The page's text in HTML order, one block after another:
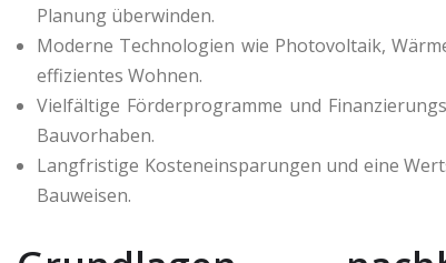
Planung überwinden.
Moderne Technologien wie Photovoltaik,
effizientes Wohnen.
Vielfältige Förderprogramme und
Bauvorhaben.
Langfristige Kosteneinsparungen und eine
Bauweisen.